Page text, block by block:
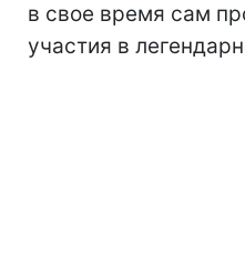
в свое время сам
участия в